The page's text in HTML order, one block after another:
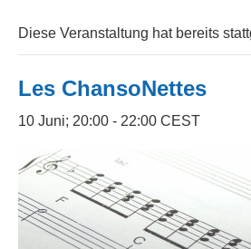
Diese Veranstaltung hat bereits
Les ChansoNettes
10 Juni; 20:00 - 22:00 CEST